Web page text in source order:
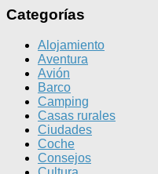
Categorías
Alojamiento
Aventura
Avión
Barco
Camping
Casas rurales
Ciudades
Coche
Consejos